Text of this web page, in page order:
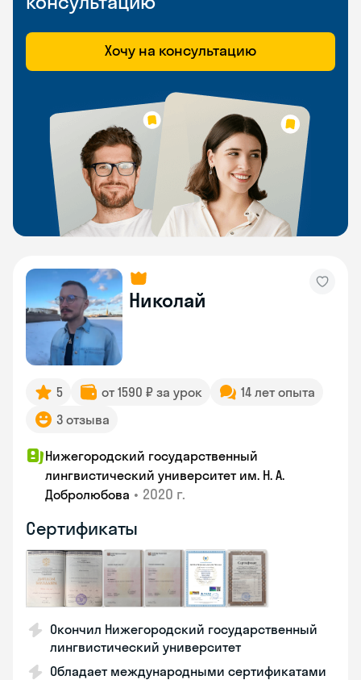
Хочу на консультацию
Николай
5 от 1590 ₽ за урок
14 лет опыта
3 отзыва
Нижегородский государственный
лингвистический университет им. Н. А.
Добролюбова • 2020 г.
Сертификаты
Окончил Нижегородский государственный
лингвистический университет
Обладает международными сертификатами